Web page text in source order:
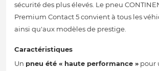
sécurité des plus élevés. Le pneu
Premium Contact 5 convient à tous les
ainsi qu'aux modèles de prestige.
Caractéristiques
Un pneu été « haute performance » pour